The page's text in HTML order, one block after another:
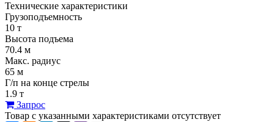
Технические характеристики
Грузоподъемность
10 т
Высота подъема
70.4 м
Макс. радиус
65 м
Г/п на конце стрелы
1.9 т
Запрос
Товар с указанными характеристиками отсутствует